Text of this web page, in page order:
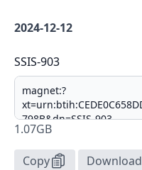
2024-12-12
SSIS-903
1.07GB
Copy Download